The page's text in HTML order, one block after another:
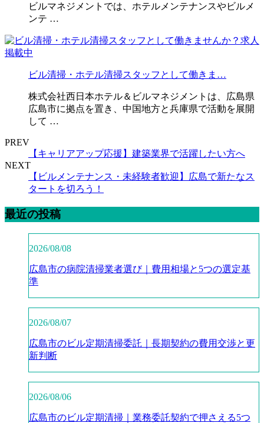
ビルマネジメントでは、ホテルメンテナンスやビルメ
ンテ …
ビル清掃・ホテル清掃スタッフとして働きま…
株式会社西日本ホテル＆ビルマネジメントは、広島県
広島市に拠点を置き、中国地方と兵庫県で活動を展開
して …
PREV
【キャリアアップ応援】建築業界で活躍したい方へ
NEXT
【ビルメンテナンス・未経験者歓迎】広島で新たなス
タートを切ろう！
最近の投稿
2026/08/08
広島市の病院清掃業者選び｜費用相場と5つの選定基
準
2026/08/07
広島市のビル定期清掃委託｜長期契約の費用交渉と更
新判断
2026/08/06
広島市のビル定期清掃｜業務委託契約で押さえる5つ